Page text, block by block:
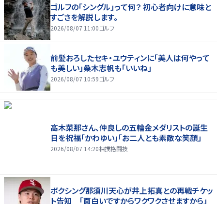
ゴルフの「シングル」って何？ 初心者向けに意味と
すごさを解説します。
2026/08/07 11:00ゴルフ
前髪おろしたセキ・ユウティンに「美人は何やって
も美しい」桑木志帆も「いいね」
2026/08/07 10:59ゴルフ
高木菜那さん、仲良しの五輪金メダリストの誕生
日を祝福「かわゆい」「お二人とも素敵な笑顔」
2026/08/07 14:20相撲格闘技
ボクシング那須川天心が井上拓真との再戦チケッ
ト告知 「面白いですからワクワクさせますから」